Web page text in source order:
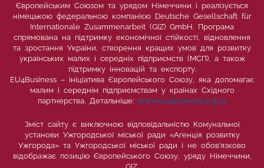
Європейським Союзом та урядом Німеччини і реалізується
німецькою федеральною компанією Deutsche Gesellschaft für
Internationale Zusammenarbeit (GIZ) GmbH. Програма
спрямована на підтримку економічної стійкості, відновлення
та зростання України, створення кращих умов для розвитку
українських малих і середніх підприємств (МСП), а також
підтримку інновацій та експорту.
EU4Business – ініціатива Європейського Союзу, яка допомагає
малим і середнім підприємствам у країнах Східного
партнерства. Детальніше: www.eu4business.org.ua
Зміст сайту є виключною відповідальністю Комунальної
установи Ужгородської міської ради «Агенція розвитку
Ужгорода» та Ужгородської міської ради і не обов’язково
відображає позицію Європейського Союзу, уряду Німеччини,